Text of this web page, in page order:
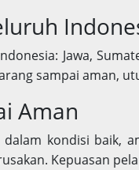
Jawa,
sampai aman,
Aman
kondisi baik,
Kepuasan